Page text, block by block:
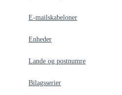
E-mailskabeloner
Enheder
Lande og postnumre
Bilagsserier